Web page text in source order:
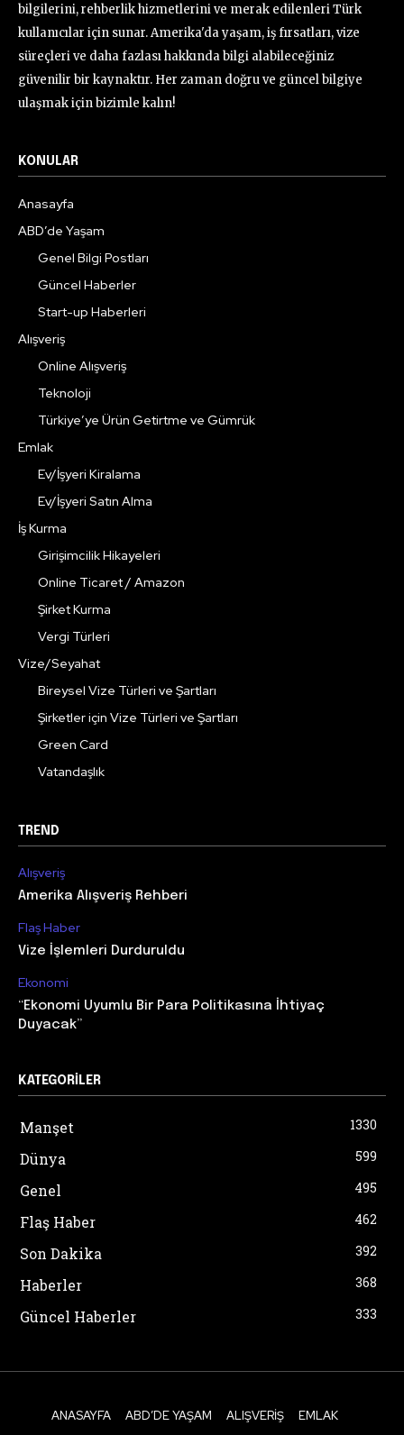
bilgilerini, rehberlik hizmetlerini ve merak edilenleri Türk
kullanıcılar için sunar. Amerika'da yaşam, iş fırsatları, vize
süreçleri ve daha fazlası hakkında bilgi alabileceğiniz
güvenilir bir kaynaktır. Her zaman doğru ve güncel bilgiye
ulaşmak için bizimle kalın!
KONULAR
Anasayfa
ABD’de Yaşam
Genel Bilgi Postları
Güncel Haberler
Start-up Haberleri
Alışveriş
Online Alışveriş
Teknoloji
Türkiye’ye Ürün Getirtme ve Gümrük
Emlak
Ev/İşyeri Kiralama
Ev/İşyeri Satın Alma
İş Kurma
Girişimcilik Hikayeleri
Online Ticaret / Amazon
Şirket Kurma
Vergi Türleri
Vize/Seyahat
Bireysel Vize Türleri ve Şartları
Şirketler için Vize Türleri ve Şartları
Green Card
Vatandaşlık
TREND
Alışveriş
Amerika Alışveriş Rehberi
Flaş Haber
Vize İşlemleri Durduruldu
Ekonomi
“Ekonomi Uyumlu Bir Para Politikasına İhtiyaç
Duyacak”
KATEGORILER
Manşet 1330
Dünya 599
Genel 495
Flaş Haber 462
Son Dakika 392
Haberler 368
Güncel Haberler 333
ANASAYFA ABD’DE YAŞAM ALIŞVERIŞ
EMLAK